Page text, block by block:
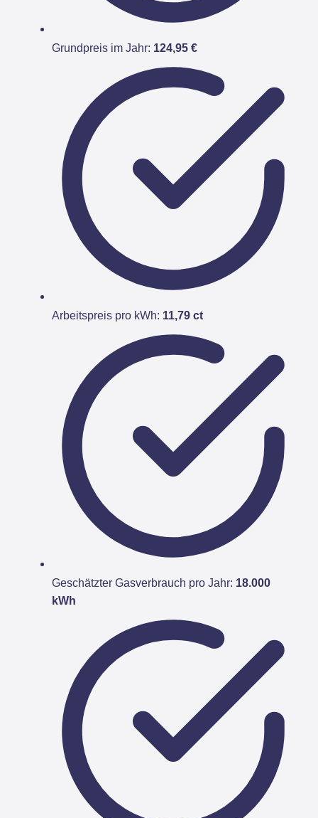
Grundpreis im Jahr: 124,95 €
Arbeitspreis pro kWh: 11,79 ct
Geschätzter Gasverbrauch pro Jahr: 18.000
kWh